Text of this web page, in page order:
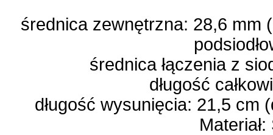
średnica zewnętrzna: 28,6 mm
średnica łączenia z
długość
długość wysunięcia: 21,5
Materiał: